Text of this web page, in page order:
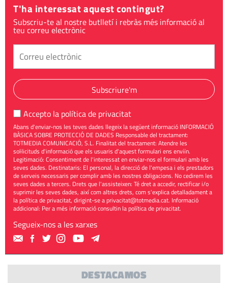
T'ha interessat aquest contingut?
Subscriu-te al nostre butlletí i rebràs més informació al
teu correu electrònic
Subscriure'm
Accepto la política de privacitat
Abans d'enviar-nos les teves dades llegeix la següent informació INFORMACIÓ
BÀSICA SOBRE PROTECCIÓ DE DADES Responsable del tractament:
TOTMEDIA COMUNICACIÓ, S.L. Finalitat del tractament: Atendre les
sol·licituds d'informació que els usuaris d'aquest formulari ens enviïn.
Legitimació: Consentiment de l'interessat en enviar-nos el formulari amb les
seves dades. Destinataris: El personal, la direcció de l'empesa i els prestadors
de serveis necessaris per complir amb les nostres obligacions. No cedirem les
seves dades a tercers. Drets que l'assisteixen: Té dret a accedir, rectificar i/o
suprimir les seves dades, així com altres drets, com s'explica detalladament a
la política de privacitat, dirigint-se aprivacitat@totmedia.cat. Informació
addicional: Per a més informació consultin lapolítica de privacitat.
Segueix-nos a les xarxes
DESTACAMOS